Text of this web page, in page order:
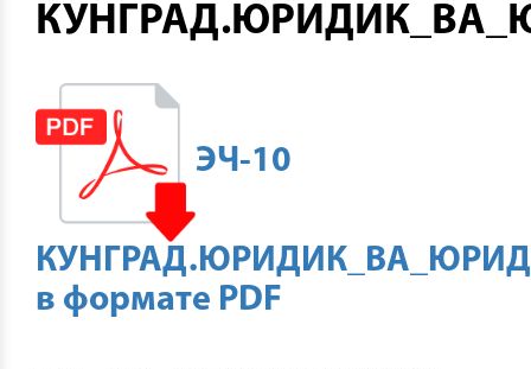
ЭЧ-10
в формате PDF